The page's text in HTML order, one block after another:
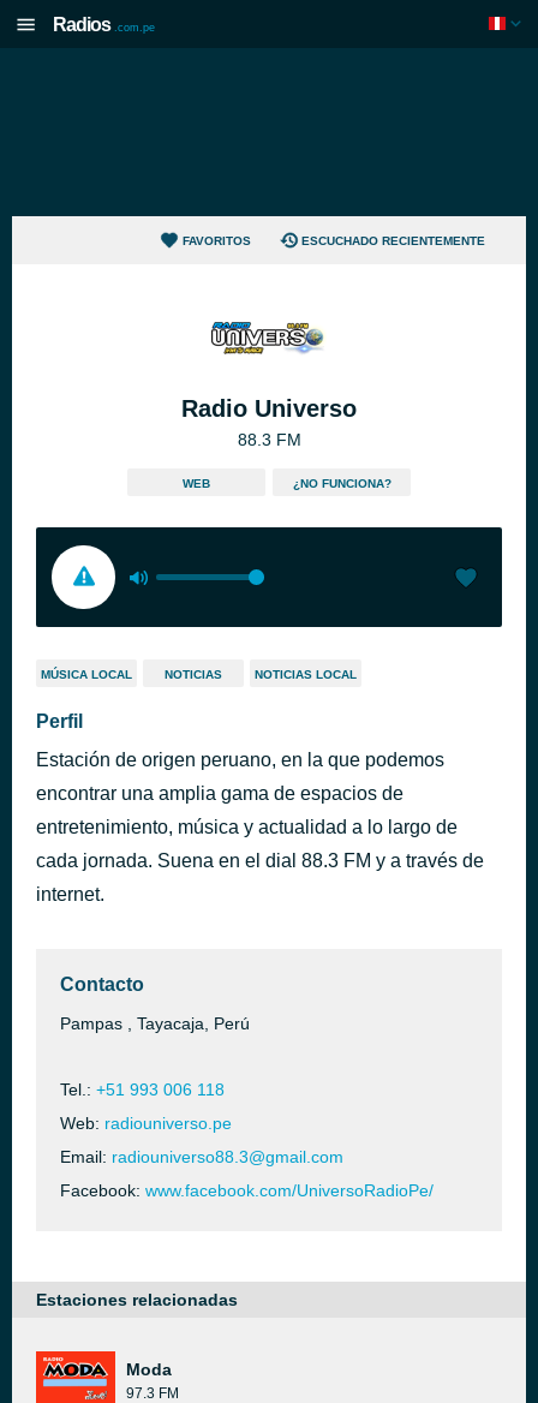
Radios .com.pe
FAVORITOS ESCUCHADO RECIENTEMENTE
Radio Universo
88.3 FM
WEB ¿NO FUNCIONA?
MÚSICA LOCAL NOTICIAS NOTICIAS LOCAL
Perfil
Estación de origen peruano, en la que podemos
encontrar una amplia gama de espacios de
entretenimiento, música y actualidad a lo largo de
cada jornada. Suena en el dial 88.3 FM y a través de
internet.
Contacto
Pampas , Tayacaja, Perú
Tel.: +51 993 006 118
Web: radiouniverso.pe
Email: radiouniverso88.3@gmail.com
Facebook: www.facebook.com/UniversoRadioPe/
Estaciones relacionadas
Moda
97.3 FM